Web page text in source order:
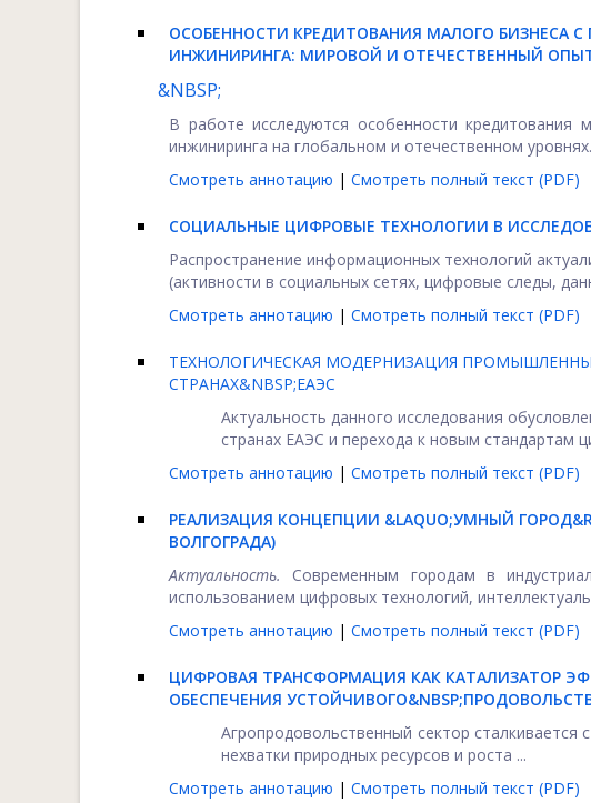
ОСОБЕННОСТИ КРЕДИТОВАНИЯ МАЛОГО БИЗНЕСА
ИНЖИНИРИНГА: МИРОВОЙ И ОТЕЧЕСТВЕННЫЙ
&NBSP;
В работе исследуются особенности кредитования
инжиниринга на глобальном и отечественном
Смотреть аннотацию | Смотреть полный текст (PDF)
СОЦИАЛЬНЫЕ ЦИФРОВЫЕ ТЕХНОЛОГИИ В
Распространение информационных технологий
(активности в социальных сетях, цифровые следы,
Смотреть аннотацию | Смотреть полный текст (PDF)
ТЕХНОЛОГИЧЕСКАЯ МОДЕРНИЗАЦИЯ
СТРАНАХ&NBSP;ЕАЭС
Актуальность данного исследования
странах ЕАЭС и перехода к новым стандартам
Смотреть аннотацию | Смотреть полный текст (PDF)
РЕАЛИЗАЦИЯ КОНЦЕПЦИИ &LAQUO;УМНЫЙ
ВОЛГОГРАДА)
Актуальность.
Современным городам в
использованием цифровых технологий,
Смотреть аннотацию | Смотреть полный текст (PDF)
ЦИФРОВАЯ ТРАНСФОРМАЦИЯ КАК КАТАЛИЗАТОР
ОБЕСПЕЧЕНИЯ
Агропродовольственный сектор
нехватки природных ресурсов и роста ...
Смотреть аннотацию | Смотреть полный текст (PDF)